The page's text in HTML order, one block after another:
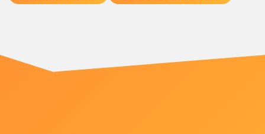
numériques. C'est pourquoi nous offrons un service clé
en main pour vous accompagner dans la conception